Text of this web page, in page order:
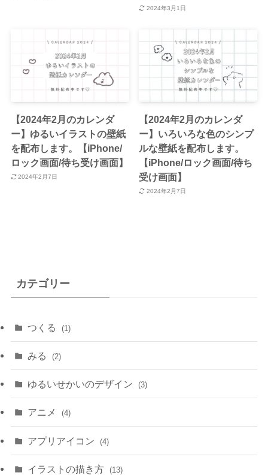
2024年3月1日
【2024年2月のカレンダ
ー】ゆるいイラストの壁紙
を配布します。【iPhone/
ロック画面/待ち受け画面】
2024年2月7日
【2024年2月のカレンダ
ー】いろいろな色のシンプ
ルな壁紙を配布します。
【iPhone/ロック画面/待ち
受け画面】
2024年2月7日
カテゴリー
つくる (1)
みる (2)
ゆるいせかいのデザイン (3)
アニメ (4)
アプリアイコン (4)
イラストの描き方 (13)